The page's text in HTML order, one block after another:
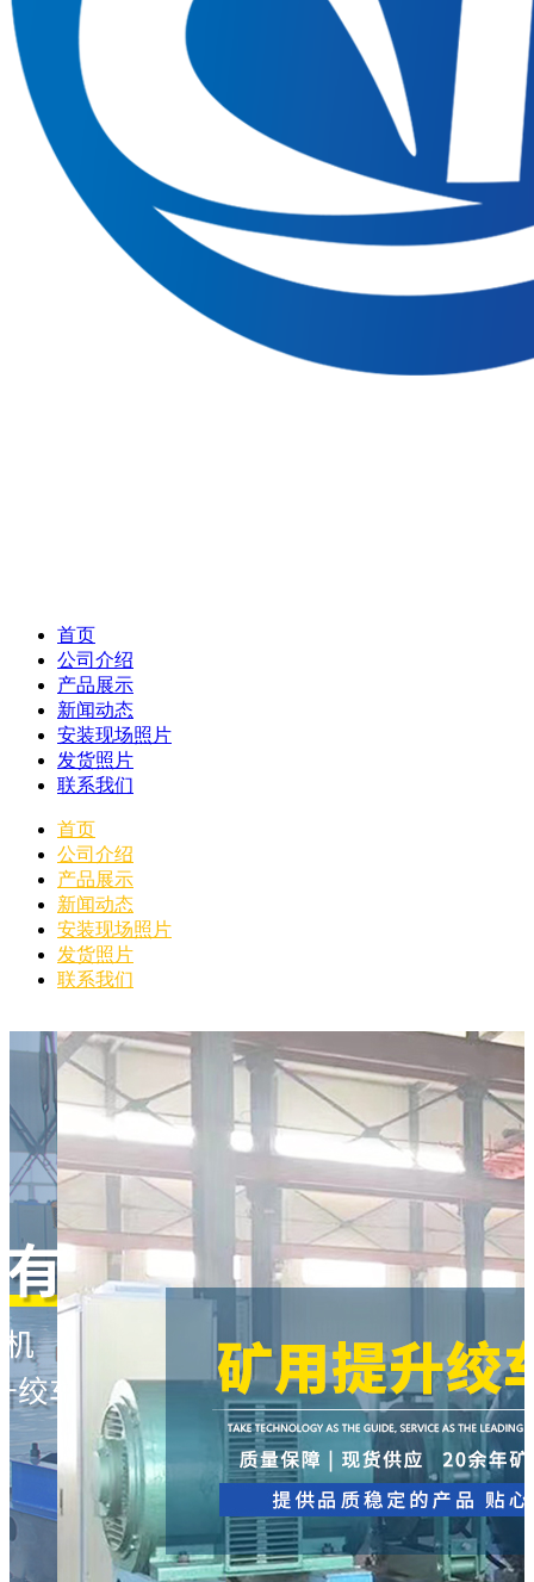
首页
公司介绍
产品展示
新闻动态
安装现场照片
发货照片
联系我们
首页
公司介绍
产品展示
新闻动态
安装现场照片
发货照片
联系我们